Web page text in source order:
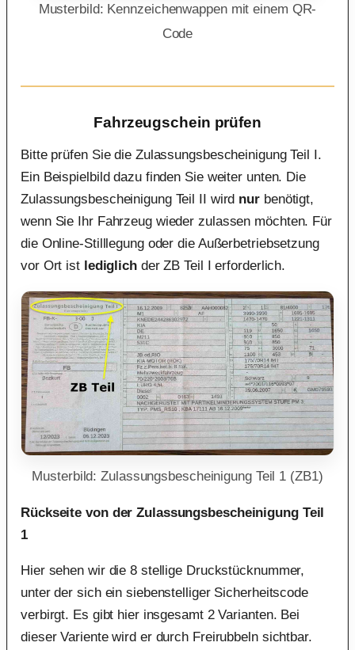
Musterbild: Kennzeichenwappen mit einem QR-
Code
Fahrzeugschein prüfen
Bitte prüfen Sie die Zulassungsbescheinigung Teil I.
Ein Beispielbild dazu finden Sie weiter unten. Die
Zulassungsbescheinigung Teil II wird nur benötigt,
wenn Sie Ihr Fahrzeug wieder zulassen möchten. Für
die Online-Stilllegung oder die Außerbetriebsetzung
vor Ort ist lediglichder ZB Teil I erforderlich.
Musterbild: Zulassungsbescheinigung Teil 1 (ZB1)
Rückseite von der Zulassungsbescheinigung Teil
1
Hier sehen wir die 8 stellige Druckstücknummer,
unter der sich ein siebenstelliger Sicherheitscode
verbirgt. Es gibt hier insgesamt 2 Varianten. Bei
dieser Variente wird er durch Freirubbeln sichtbar.